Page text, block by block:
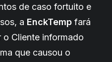
de caso fortuito e
a EnckTemp fará
o Cliente informado
que causou o